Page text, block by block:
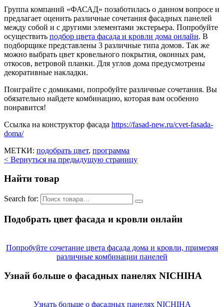
Группа компаний «ФАСАД» позаботилась о данном вопросе и
предлагает оценить различные сочетания фасадных панелей
между собой и с другими элементами экстерьера. Попробуйте
осуществить подбор цвета фасада и кровли дома онлайн. В
подборщике представлены 3 различные типа домов. Так же
можно выбрать цвет кровельного покрытия, оконных рам,
откосов, ветровой планки. Для углов дома предусмотрены
декоративные накладки.
Поиграйте с домиками, попробуйте различные сочетания. Вы
обязательно найдете комбинацию, которая вам особенно
понравится!
Ссылка на конструктор фасада https://fasad-new.ru/cvet-fasada-
doma/
МЕТКИ: подобрать цвет, программа
< Вернуться на предыдущую страницу
Найти товар
Search for:
Подобрать цвет фасада и кровли онлайн
Попробуйте сочетание цвета фасада дома и кровли, примеряя
различные комбинации панелей
Узнай больше о фасадных панелях NICHIHA
Узнать больше о фасадных панелях NICHIHA